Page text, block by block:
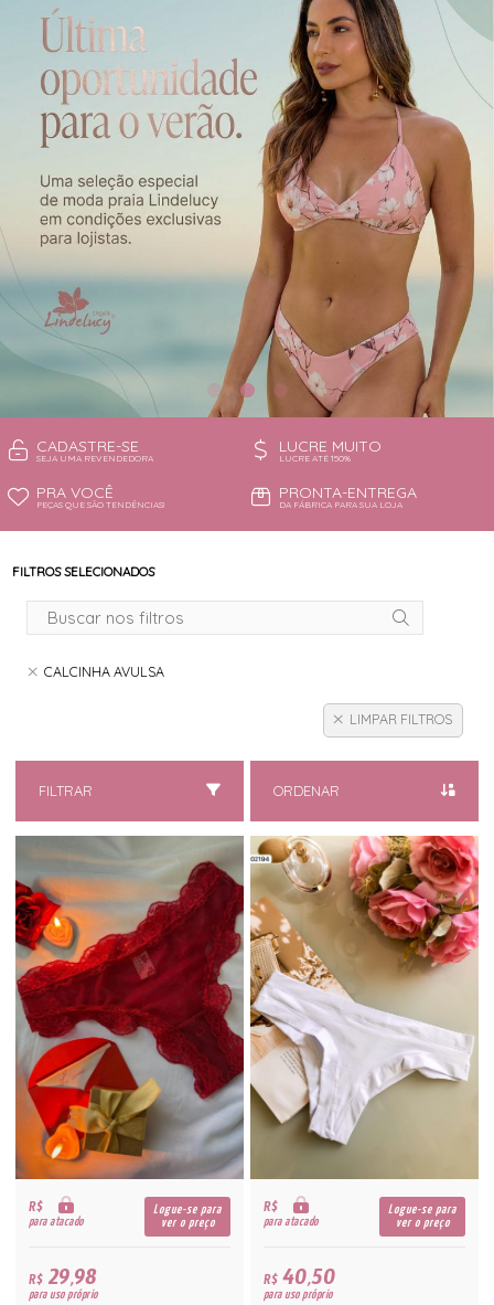
CONJUNTO
CONJUNTO BIQUÍNI
PIJAMA DE VERÃO
ROBE
TOP
TODOS DE OUTLET
CADASTRE-SE
SEJA UMA REVENDEDORA
LUCRE MUITO
LUCRE ATÉ 150%
PRA VOCÊ
PEÇAS QUE SÃO TENDÊNCIAS!
PRONTA-ENTREGA
DA FÁBRICA PARA SUA LOJA
FILTROS SELECIONADOS
CALCINHA AVULSA
LIMPAR FILTROS
FILTRAR ORDENAR
R$
para atacado
Logue-se para
ver o preço
R$29,98
para uso próprio
R$
para atacado
Logue-se para
ver o preço
R$40,50
para uso próprio